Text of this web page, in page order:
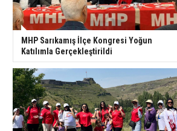
MHP Sarıkamış İlçe Kongresi Yoğun
Katılımla Gerçekleştirildi